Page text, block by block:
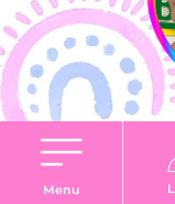
Menu